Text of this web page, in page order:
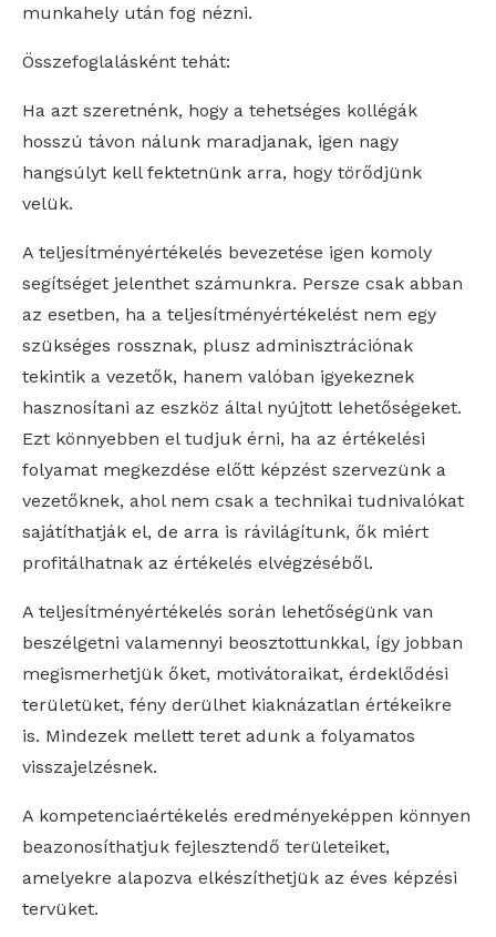
munkahely után fog nézni.
Összefoglalásként tehát:
Ha azt szeretnénk, hogy a tehetséges kollégák
hosszú távon nálunk maradjanak, igen nagy
hangsúlyt kell fektetnünk arra, hogy törődjünk
velük.
A teljesítményértékelés bevezetése igen komoly
segítséget jelenthet számunkra. Persze csak abban
az esetben, ha a teljesítményértékelést nem egy
szükséges rossznak, plusz adminisztrációnak
tekintik a vezetők, hanem valóban igyekeznek
hasznosítani az eszköz által nyújtott lehetőségeket.
Ezt könnyebben el tudjuk érni, ha az értékelési
folyamat megkezdése előtt képzést szervezünk a
vezetőknek, ahol nem csak a technikai tudnivalókat
sajátíthatják el, de arra is rávilágítunk, ők miért
profitálhatnak az értékelés elvégzéséből.
A teljesítményértékelés során lehetőségünk van
beszélgetni valamennyi beosztottunkkal, így jobban
megismerhetjük őket, motivátoraikat, érdeklődési
területüket, fény derülhet kiaknázatlan értékeikre
is. Mindezek mellett teret adunk a folyamatos
visszajelzésnek.
A kompetenciaértékelés eredményeképpen könnyen
beazonosíthatjuk fejlesztendő területeiket,
amelyekre alapozva elkészíthetjük az éves képzési
tervüket.